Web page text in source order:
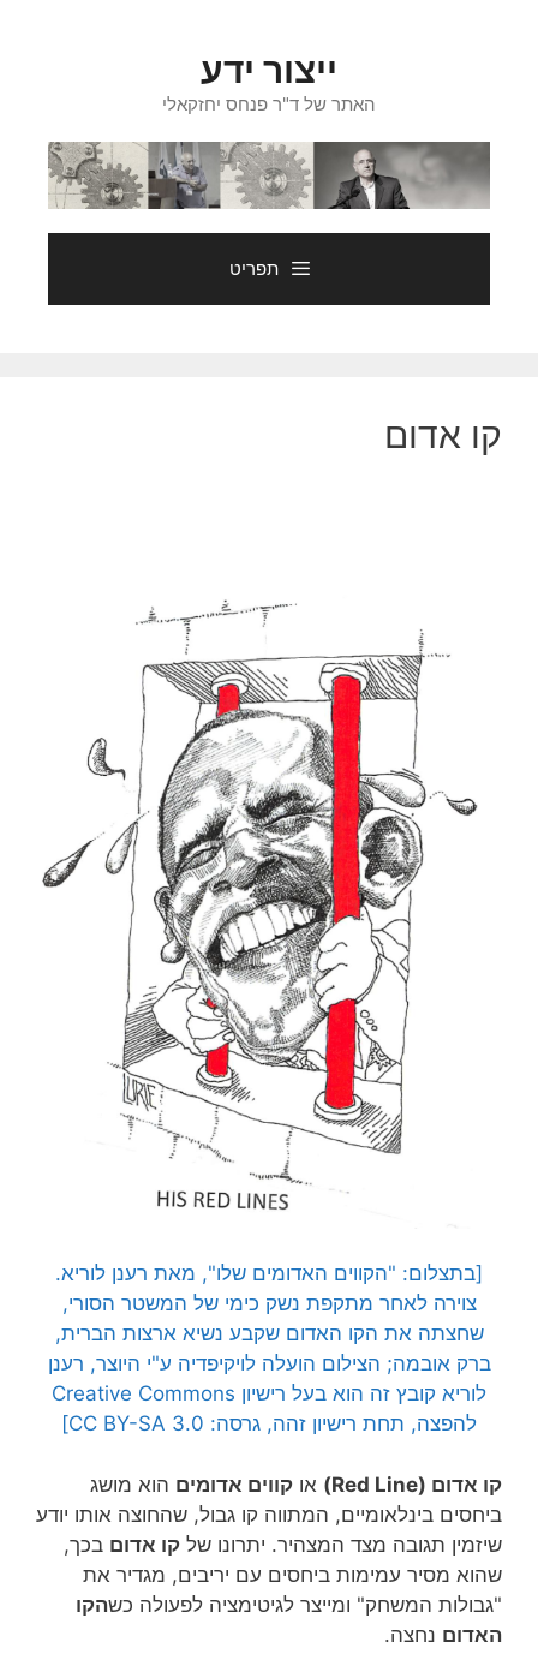
ייצור ידע
האתר של ד"ר פנחס יחזקאלי
תפריט
קו אדום
[בתצלום: "הקווים האדומים שלו", מאת רענן לוריא.
צוירה לאחר מתקפת נשק כימי של המשטר הסורי,
שחצתה את הקו האדום שקבע נשיא ארצות הברית,
ברק אובמה; הצילום הועלה לויקיפדיה ע"י היוצר, רענן
לוריא קובץ זה הוא בעל רישיון Creative Commons
להפצה, תחת רישיון זהה, גרסה: CC BY-SA 3.0]
קו אדום (Red Line) או קווים אדומים הוא מושג
ביחסים בינלאומיים, המתווה קו גבול, שהחוצה אותו יודע
שיזמין תגובה מצד המצהיר. יתרונו של קו אדום בכך,
שהוא מסיר עמימות ביחסים עם יריבים, מגדיר את
"גבולות המשחק" ומייצר לגיטימציה לפעולה כשהקו
האדום נחצה.